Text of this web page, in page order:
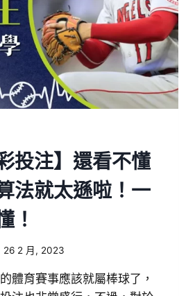
投注】還看不懂
法就太遜啦！一
！
26 2 月, 2023
體育賽事應該就屬棒球了，